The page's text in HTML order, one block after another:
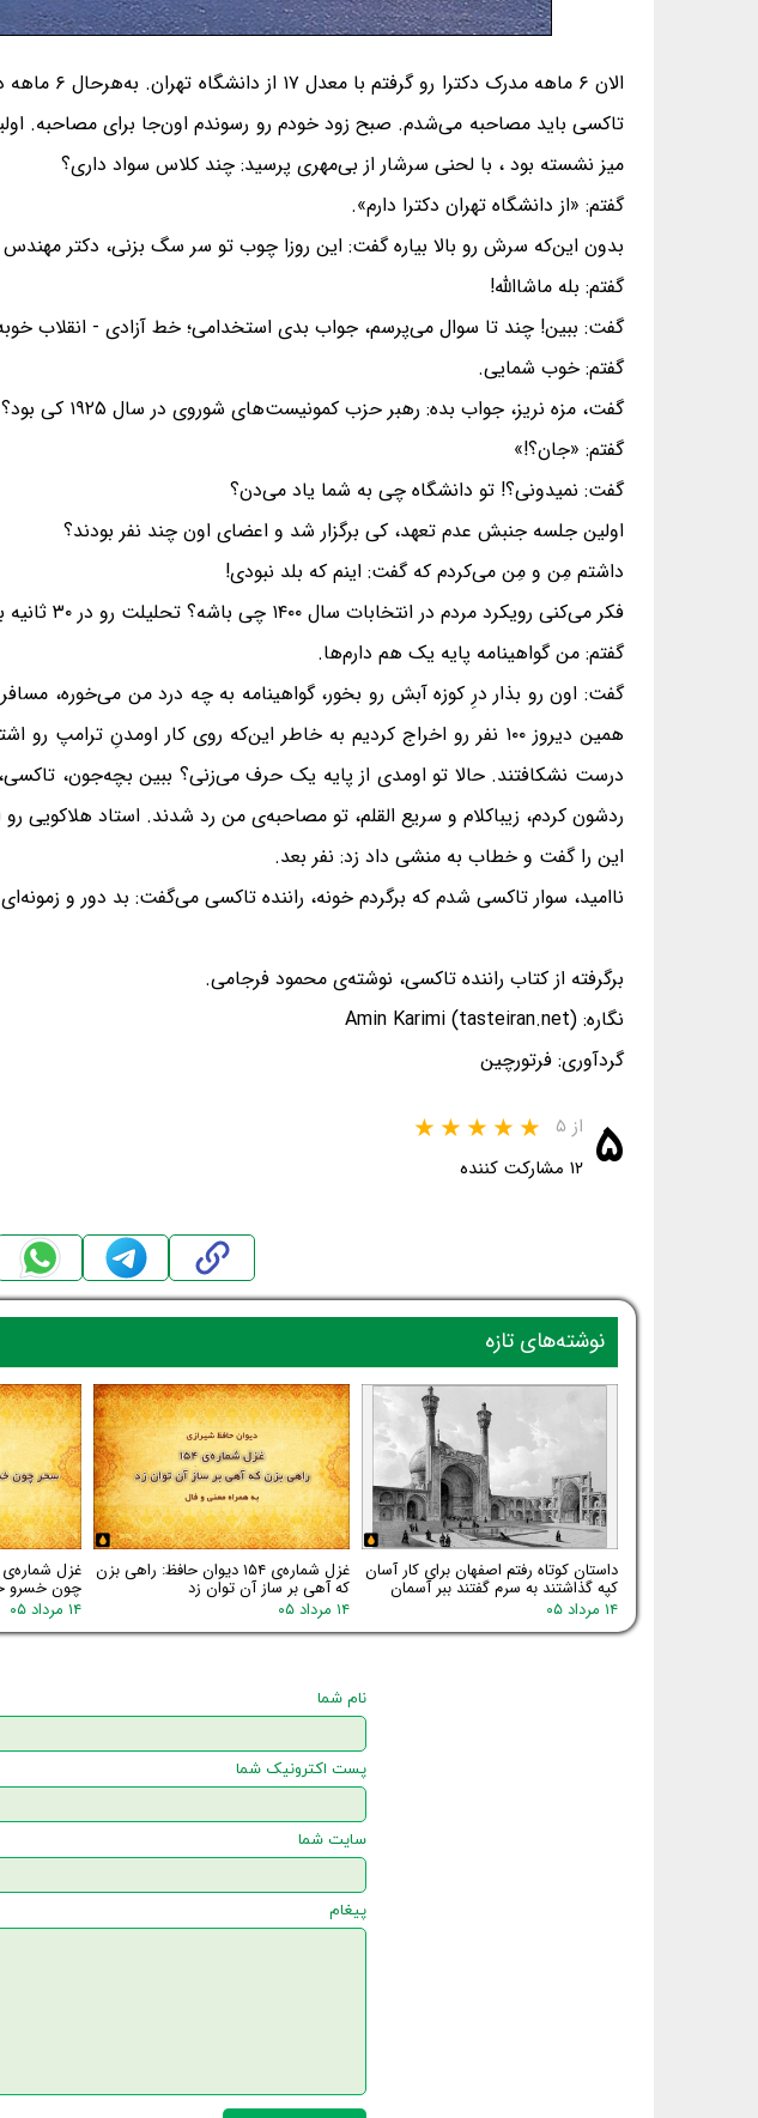
الان ۶
تاکسی باید مصاحبه می‌شدم. صبح زود خودم رو رسوندم اون‌جا برای مصاحبه.
میز نشسته بود ، با لحنی سرشار از بی‌مهری پرسید: چند کلاس سواد داری؟
گفتم: «از دانشگاه تهران دکترا دارم».
بدون این‌که سرش رو بالا بیاره گفت: این روزا چوب تو سر سگ بزنی، دکتر
گفتم: بله ماشاالله!
گفت: ببین! چند تا سوال می‌پرسم، جواب بدی استخدامی؛ خط آزادی - انقلاب
گفتم: خوب شمایی.
گفت، مزه نریز، جواب بده: رهبر حزب کمونیست‌های شوروی در‌ سال ۱۹۲۵ کی بود؟
گفتم: «جان؟!»
گفت: نمیدونی؟! تو دانشگاه چی به شما یاد می‌دن؟
اولین جلسه جنبش عدم تعهد، کی برگزار شد و اعضای اون چند نفر بودند؟
داشتم مِن و مِن می‌کردم که گفت: اینم که بلد نبودی!
فکر می‌کنی رویکرد مردم در انتخابات‌ سال ۱۴۰۰ چی باشه؟ تحلیلت رو در ۳۰ ثانیه بگو.
گفتم: من گواهینامه پایه یک هم دارم‌ها.
گفت: اون رو بذار درِ کوزه آبش رو بخور، گواهینامه به چه درد من می‌خوره،
همین دیروز ۱۰۰ نفر رو اخراج کردیم به خاطر این‌که روی کار اومدنِ
درست نشکافتند. حالا تو اومدی از پایه یک حرف می‌زنی؟ ببین بچه‌جون،
ردشون کردم، زیباکلام و سریع القلم، تو مصاحبه‌ی من رد شدند. استاد
این را گفت و خطاب به منشی‌ داد زد: نفر بعد.
ناامید، سوار تاکسی شدم که برگردم خونه، راننده تاکسی می‌گفت: بد دور و
برگرفته از کتاب راننده تاکسی، نوشته‌ی محمود فرجامی.
نگاره: Amin Karimi (tasteiran.net)
گردآوری: فرتورچین
۵ از ۵
۱۲ مشارکت کننده
داستان کوتاه رفتم اصفهان برای کار آسان
کپه گذاشتند به سرم گفتند ببر آسمان
۱۴ مرداد ۰۵
غزل شماره‌ی ۱۵۴ دیوان حافظ: راهی بزن
که آهی بر ساز آن توان زد
۱۴ مرداد ۰۵
چون خسرو
۱۴ مرداد ۰۵
نوشته‌های تازه
نام شما
پست اکترونیک شما
سایت شما
پیغام